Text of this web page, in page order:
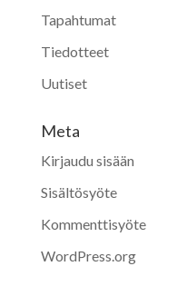
Tapahtumat
Tiedotteet
Uutiset
Meta
Kirjaudu sisään
Sisältösyöte
Kommenttisyöte
WordPress.org